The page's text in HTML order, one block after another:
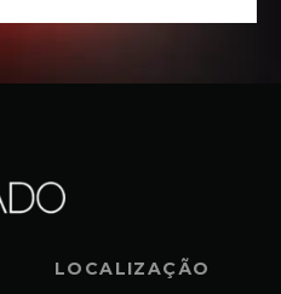
LOCALIZAÇÃO